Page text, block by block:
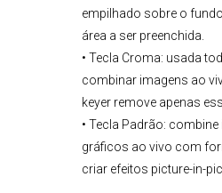
empilhado sobre o
área a ser preenchida.
• Tecla Croma: usada
combinar imagens ao
keyer remove apenas
• Tecla Padrão:
gráficos ao vivo com
criar efeitos picture-in-